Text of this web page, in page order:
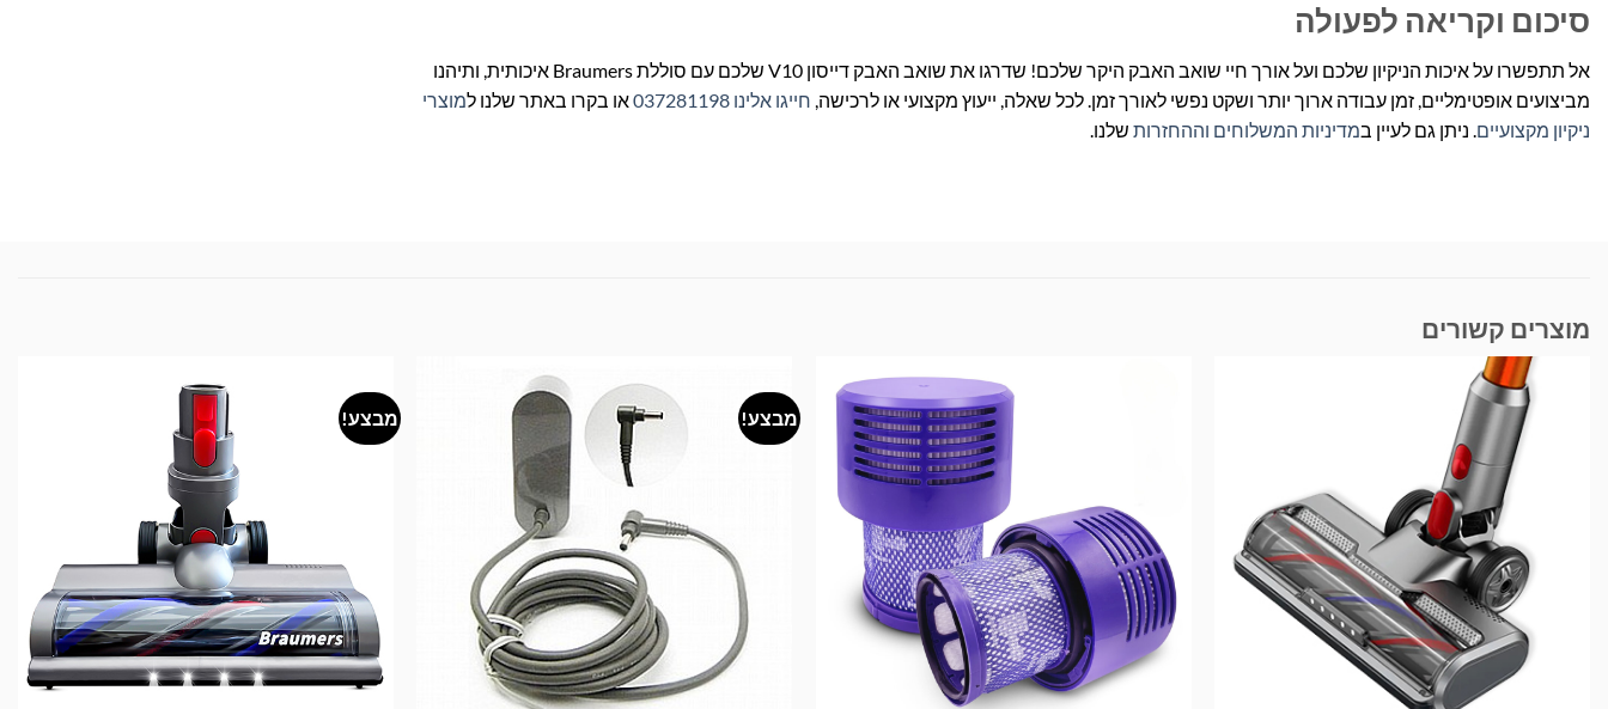
סיכום וקריאה לפעולה
אל תתפשרו על איכות הניקיון שלכם ועל אורך חיי שואב האבק היקר שלכם! שדרגו את שואב האבק דייסון V10 שלכם עם סוללת Braumers איכותית, ותיהנו
מביצועים אופטימליים, זמן עבודה ארוך יותר ושקט נפשי לאורך זמן. לכל שאלה, ייעוץ מקצועי או לרכישה, חייגו אלינו 037281198 או בקרו באתר שלנו למוצרי
ניקיון מקצועיים. ניתן גם לעיין במדיניות המשלוחים וההחזרות שלנו.
מוצרים קשורים
מבצע! מבצע!